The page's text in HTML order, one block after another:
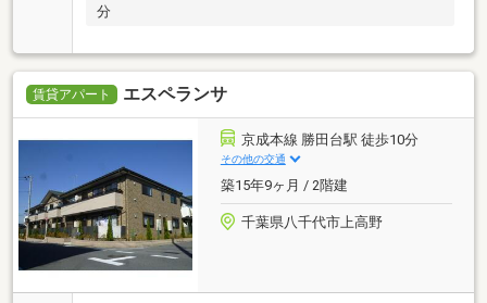
分
賃貸アパート エスペランサ
京成本線 勝田台駅 徒歩10分
その他の交通
築15年9ヶ月 / 2階建
千葉県八千代市上高野